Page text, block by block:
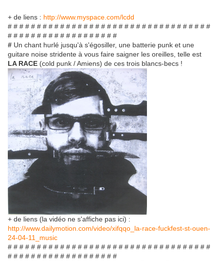
+ de liens : http://www.myspace.com/lcdd
# # # # # # # # # # # # # # # # # # # # # # # # # # # # # # # # # # #
# # # # # # # # # # # # # # # # # # #
# Un chant hurlé jusqu'à s'égosiller, une batterie punk et une
guitare noise stridente à vous faire saigner les oreilles, telle est
LA RACE (cold punk / Amiens) de ces trois blancs-becs !
+ de liens (la vidéo ne s'affiche pas ici) :
http://www.dailymotion.com/video/xifqqo_la-race-fuckfest-st-ouen-
24-04-11_music
# # # # # # # # # # # # # # # # # # # # # # # # # # # # # # # # # # #
# # # # # # # # # # # # # # # # # # #